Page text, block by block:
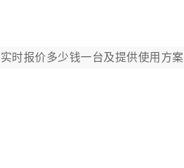
时报价多少钱一台及提供使用方案